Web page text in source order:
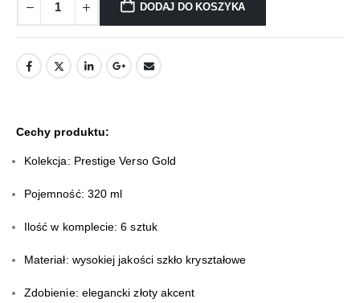
DODAJ DO KOSZYKA
Cechy produktu:
Kolekcja: Prestige Verso Gold
Pojemność: 320 ml
Ilość w komplecie: 6 sztuk
Materiał: wysokiej jakości szkło kryształowe
Zdobienie: elegancki złoty akcent